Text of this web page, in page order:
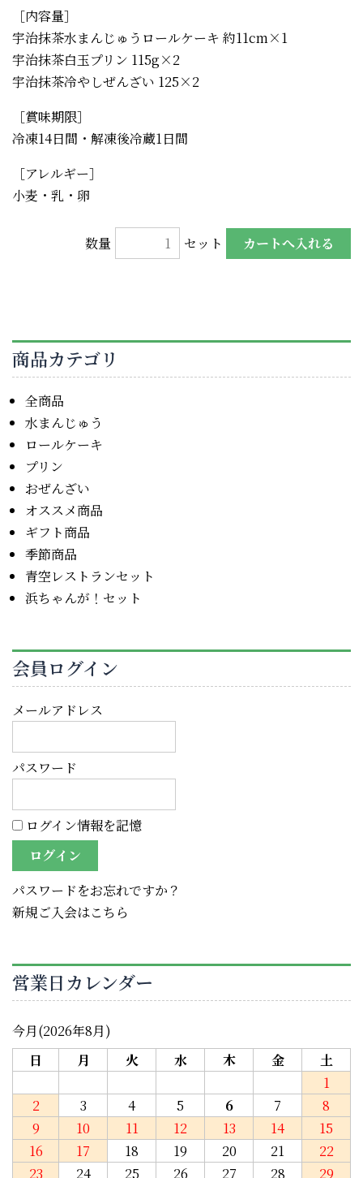
［内容量］
宇治抹茶水まんじゅうロールケーキ 約11cm×1
宇治抹茶白玉プリン 115g×2
宇治抹茶冷やしぜんざい 125×2
［賞味期限］
冷凍14日間・解凍後冷蔵1日間
［アレルギー］
小麦・乳・卵
数量 セット
商品カテゴリ
全商品
水まんじゅう
ロールケーキ
プリン
おぜんざい
オススメ商品
ギフト商品
季節商品
青空レストランセット
浜ちゃんが！セット
会員ログイン
メールアドレス
パスワード
ログイン情報を記憶
パスワードをお忘れですか？
新規ご入会はこちら
営業日カレンダー
今月(2026年8月)
日
月 火 水 木 金
土
1
2
3 4 5 6 7
8
9
10 11 12 13 14
15
16
17 18 19 20 21
22
23
24 25 26 27 28
29